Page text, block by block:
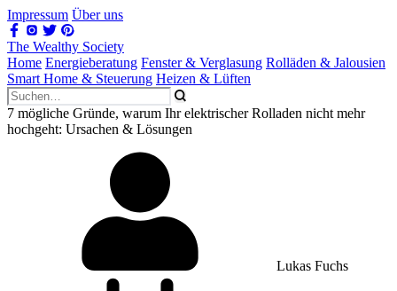
Impressum Über uns
The Wealthy Society
Home Energieberatung Fenster & Verglasung Rolläden & Jalousien
Smart Home & Steuerung Heizen & Lüften
7 mögliche Gründe, warum Ihr elektrischer Rolladen nicht mehr
hochgeht: Ursachen & Lösungen
Lukas Fuchs